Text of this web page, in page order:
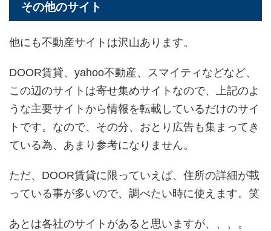
その他のサイト
他にも不動産サイトは沢山あります。
DOOR賃貸、yahoo不動産、スマイティなどなど、
この辺のサイトは寄せ集めサイトなので、上記のよ
うな主要サイトから情報を転載しているだけのサイ
トです。なので、その分、おとり広告も集まってき
ている為、あまり参考になりません。
ただ、DOOR賃貸に限っていえば、住所の詳細が載
っている事が多いので、調べたい時に使えます。笑
あとは各社のサイトがあると思いますが、、、。